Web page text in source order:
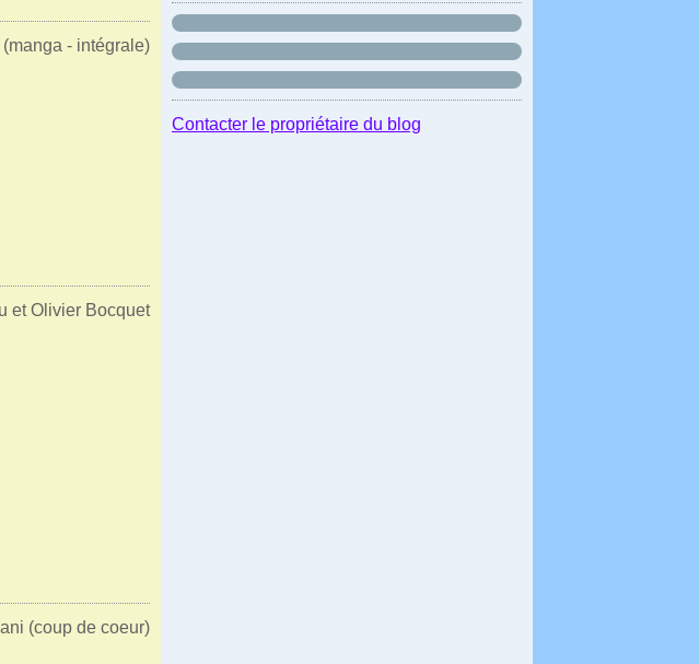
Contacter le propriétaire du blog